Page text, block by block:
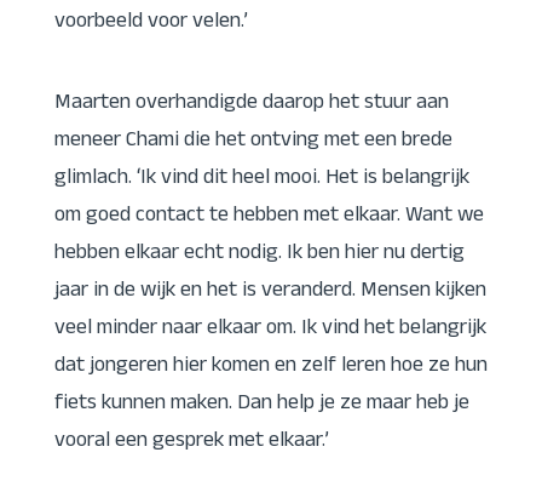
voorbeeld voor velen.’
Maarten overhandigde daarop het stuur aan
meneer Chami die het ontving met een brede
glimlach. ‘Ik vind dit heel mooi. Het is belangrijk
om goed contact te hebben met elkaar. Want we
hebben elkaar echt nodig. Ik ben hier nu dertig
jaar in de wijk en het is veranderd. Mensen kijken
veel minder naar elkaar om. Ik vind het belangrijk
dat jongeren hier komen en zelf leren hoe ze hun
fiets kunnen maken. Dan help je ze maar heb je
vooral een gesprek met elkaar.’